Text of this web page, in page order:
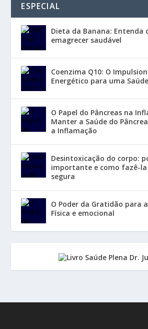
ESPECIAL
Dieta da Banana: Entenda
emagrecer saudável
Coenzima Q10: O
Energético para uma
O Papel do Pâncreas na
Manter a Saúde do
a Inflamação
Desintoxicação do corpo:
importante e como fazê-
segura
O Poder da Gratidão para
Física e emocional